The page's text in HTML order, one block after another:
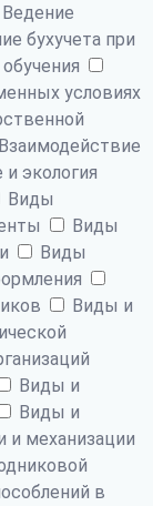
Ведение
бухучета при
условиях
Взаимодействие
экология
Виды
Виды
Виды
Виды и
Виды и
Виды и
и механизации
в